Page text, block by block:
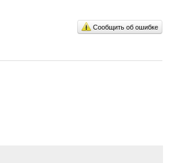
Сообщить об ошибке